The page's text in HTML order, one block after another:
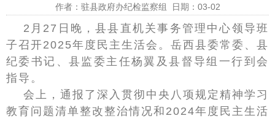
作者：驻县政府办纪检监察组 日期：03-02
2月27日晚，县县直机关事务管理中心领导班
子召开2025年度民主生活会。岳西县委常委、县
纪委书记、县监委主任杨翼及县督导组一行到会
指导。
会上，通报了深入贯彻中央八项规定精神学习
教育问题清单整改整治情况和2024年度民主生活